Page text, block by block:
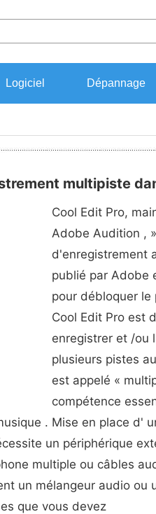
Logiciel Dépannage
multipiste
Cool Edit Pro,
Adobe Audition ,
d'enregistrement
publié par Adobe
pour débloquer
Cool Edit Pro est
enregistrer et /ou
plusieurs pistes
est appelé «
compétence
. Mise en place d'
un périphérique
multiple ou câbles
un mélangeur audio ou
que vous devez